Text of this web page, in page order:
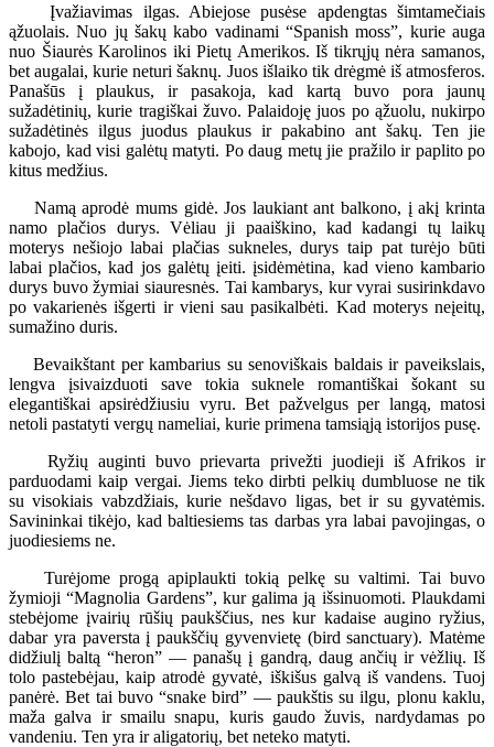
Įvažiavimas ilgas. Abiejose pusėse apdengtas šimtamečiais
ąžuolais. Nuo jų šakų kabo vadinami “Spanish moss”, kurie auga
nuo Šiaurės Karolinos iki Pietų Amerikos. Iš tikrųjų nėra samanos,
bet augalai, kurie neturi šaknų. Juos išlaiko tik drėgmė iš atmosferos.
Panašūs į plaukus, ir pasakoja, kad kartą buvo pora jaunų
sužadėtinių, kurie tragiškai žuvo. Palaidoję juos po ąžuolu, nukirpo
sužadėtinės ilgus juodus plaukus ir pakabino ant šakų. Ten jie
kabojo, kad visi galėtų matyti. Po daug metų jie pražilo ir paplito po
kitus medžius.
Namą aprodė mums gidė. Jos laukiant ant balkono, į akį krinta
namo plačios durys. Vėliau ji paaiškino, kad kadangi tų laikų
moterys nešiojo labai plačias sukneles, durys taip pat turėjo būti
labai plačios, kad jos galėtų įeiti. įsidėmėtina, kad vieno kambario
durys buvo žymiai siauresnės. Tai kambarys, kur vyrai susirinkdavo
po vakarienės išgerti ir vieni sau pasikalbėti. Kad moterys neįeitų,
sumažino duris.
Bevaikštant per kambarius su senoviškais baldais ir paveikslais,
lengva įsivaizduoti save tokia suknele romantiškai šokant su
elegantiškai apsirėdžiusiu vyru. Bet pažvelgus per langą, matosi
netoli pastatyti vergų nameliai, kurie primena tamsiąją istorijos pusę.
Ryžių auginti buvo prievarta privežti juodieji iš Afrikos ir
parduodami kaip vergai. Jiems teko dirbti pelkių dumbluose ne tik
su visokiais vabzdžiais, kurie nešdavo ligas, bet ir su gyvatėmis.
Savininkai tikėjo, kad baltiesiems tas darbas yra labai pavojingas, o
juodiesiems ne.
Turėjome progą apiplaukti tokią pelkę su valtimi. Tai buvo
žymioji “Magnolia Gardens”, kur galima ją išsinuomoti. Plaukdami
stebėjome įvairių rūšių paukščius, nes kur kadaise augino ryžius,
dabar yra paversta į paukščių gyvenvietę (bird sanctuary). Matėme
didžiulį baltą “heron” — panašų į gandrą, daug ančių ir vėžlių. Iš
tolo pastebėjau, kaip atrodė gyvatė, iškišus galvą iš vandens. Tuoj
panėrė. Bet tai buvo “snake bird” — paukštis su ilgu, plonu kaklu,
maža galva ir smailu snapu, kuris gaudo žuvis, nardydamas po
vandeniu. Ten yra ir aligatorių, bet neteko matyti.